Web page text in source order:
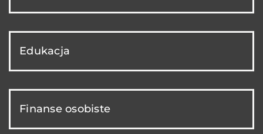
Edukacja
Finanse osobiste